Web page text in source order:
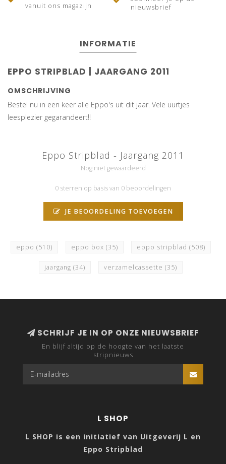
vanuit ons magazijn
nieuwsbrief
INFORMATIE
EPPO STRIPBLAD | JAARGANG 2011
OMSCHRIJVING
Bestel nu in een keer alle Eppo's uit dit jaar. Vele uurtjes
leesplezier gegarandeert!!
Eppo Stripblad - Jaargang 2011
Nog niet gewaardeerd
0 sterren op basis van 0 beoordelingen
JE BEOORDELING TOEVOEGEN
eppo (510) eppo box (35) eppo stripblad (508)
jaargang (34) verzamelcassette (35)
SCHRIJF JE IN OP ONZE NIEUWSBRIEF
En blijf altijd op de hoogte van het laatste
stripnieuws
L SHOP
L SHOP is een initiatief van Uitgeverij L en
Eppo Stripblad